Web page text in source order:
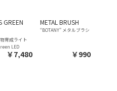
GREEN
育成ライト
LED
￥7,480
METAL BRUSH
“BOTANY” メタルブラシ
￥990